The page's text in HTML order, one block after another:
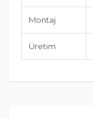
Montaj
Üretim